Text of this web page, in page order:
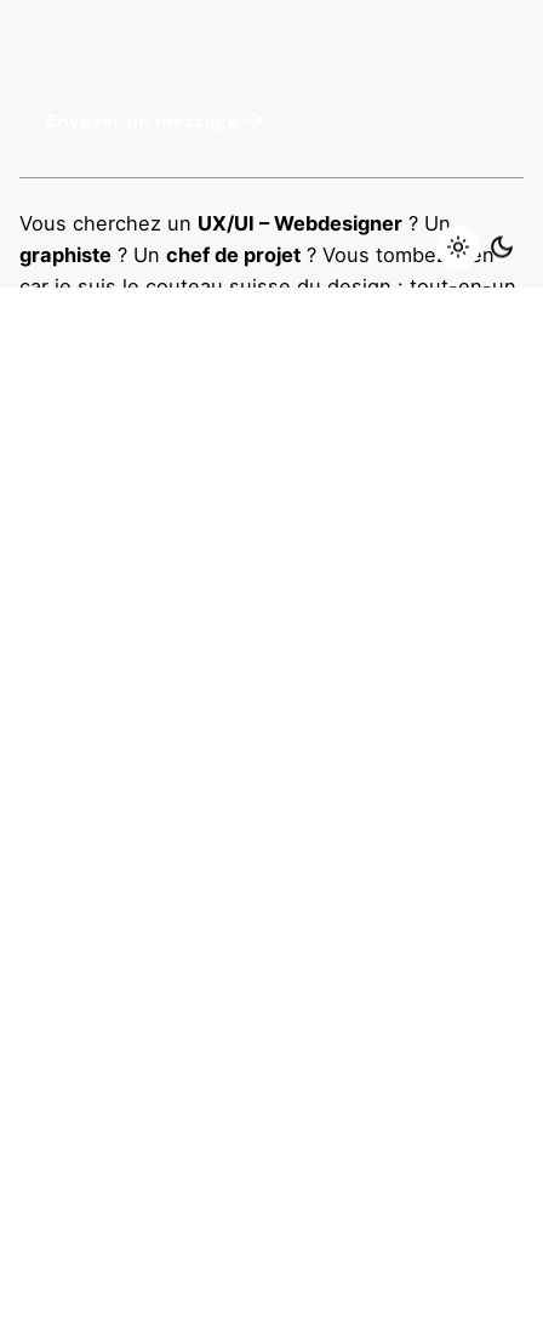
Vous cherchez un UX/UI – Webdesigner ? Un
graphiste ? Un chef de projet ? Vous tombez bien
car je suis le couteau suisse du design : tout-en-un,